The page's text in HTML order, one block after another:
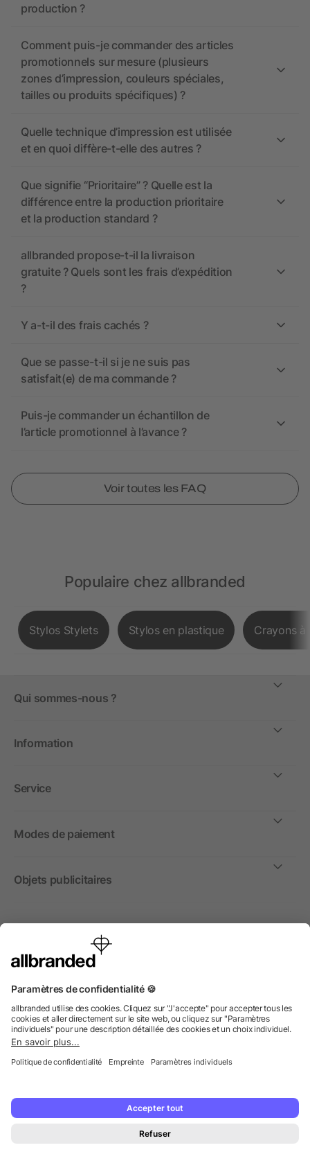
production ?
Comment puis-je commander des articles
promotionnels sur mesure (plusieurs
zones d’impression, couleurs spéciales,
tailles ou produits spécifiques) ?
Quelle technique d’impression est utilisée
et en quoi diffère-t-elle des autres ?
Que signifie “Prioritaire” ? Quelle est la
différence entre la production prioritaire
et la production standard ?
allbranded propose-t-il la livraison
gratuite ? Quels sont les frais d’expédition
?
Y a-t-il des frais cachés ?
Que se passe-t-il si je ne suis pas
satisfait(e) de ma commande ?
Puis-je commander un échantillon de
l’article promotionnel à l’avance ?
Voir toutes les FAQ
Populaire chez allbranded
Stylos Stylets Stylos en plastique Crayons à
Qui sommes-nous ?
Information
Service
Modes de paiement
Objets publicitaires
International
Nous commercialisons nos objets publicitaires et articles
non aux personnes privées.